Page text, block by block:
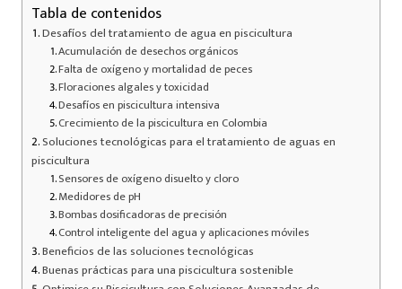
Tabla de contenidos
Desafíos del tratamiento de agua en piscicultura
Acumulación de desechos orgánicos
Falta de oxígeno y mortalidad de peces
Floraciones algales y toxicidad
Desafíos en piscicultura intensiva
Crecimiento de la piscicultura en Colombia
Soluciones tecnológicas para el tratamiento de aguas en
piscicultura
Sensores de oxígeno disuelto y cloro
Medidores de pH
Bombas dosificadoras de precisión
Control inteligente del agua y aplicaciones móviles
Beneficios de las soluciones tecnológicas
Buenas prácticas para una piscicultura sostenible